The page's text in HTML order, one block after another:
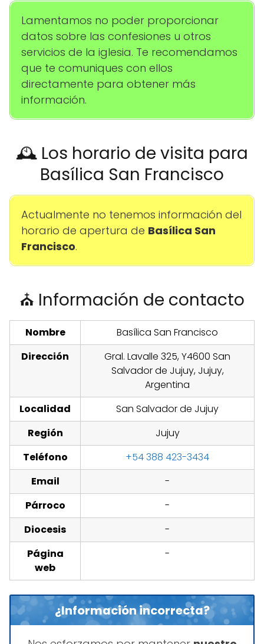
Lamentamos no poder proporcionar
datos sobre las confesiones u otros
servicios de la iglesia. Te recomendamos
que te comuniques con ellos
directamente para obtener más
información.
🕰️ Los horario de visita para
Basílica San Francisco
Actualmente no tenemos información del
horario de apertura de Basílica San
Francisco.
⛪ Información de contacto
Nombre
Basílica San Francisco
Dirección
Gral. Lavalle 325, Y4600 San
Salvador de Jujuy, Jujuy,
Argentina
Localidad
San Salvador de Jujuy
Región
Jujuy
Teléfono
+54 388 423-3434
Email
-
Párroco
-
Diocesis
-
Página
web
-
¿Información incorrecta?